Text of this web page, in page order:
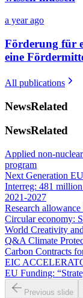
a year ago
Förderung für
eine
All publications
NewsRelated
NewsRelated
Applied non-
program
Next Generation
Interreg: 481
2021-2027
Research
Circular economy:
World Creativity
Q&A Climate
Carbon Contracts
EIC
EU Funding:
Previous slide